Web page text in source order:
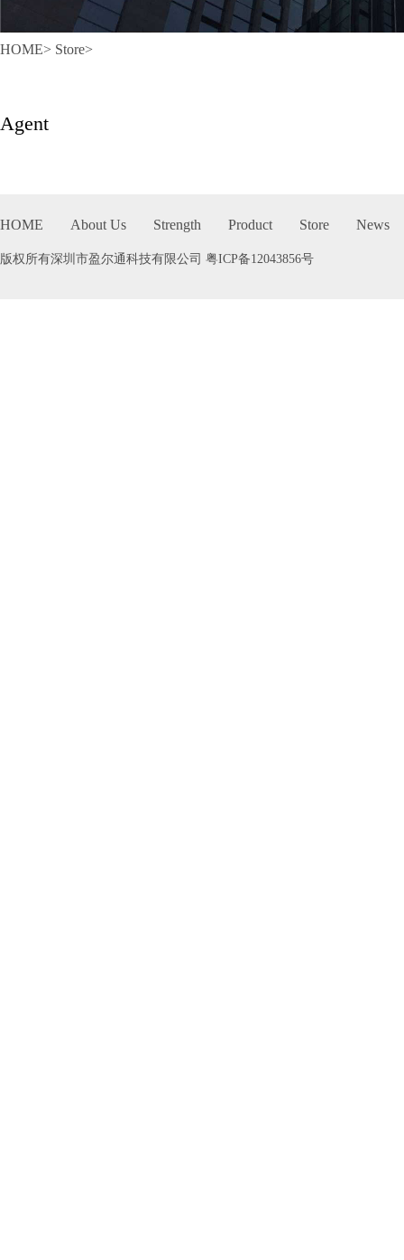
HOME> Store>
Agent
HOME About Us Strength Product Store News
版权所有深圳市盈尔通科技有限公司 粤ICP备12043856号